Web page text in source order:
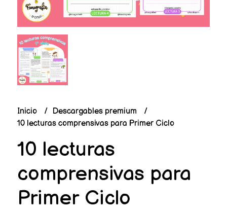
Inicio
Descargables premium
10 lecturas comprensivas para Primer Ciclo
10 lecturas
comprensivas para
Primer Ciclo